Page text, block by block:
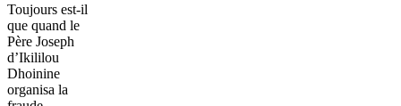
Toujours est-il
que quand le
Père Joseph
d’Ikililou
Dhoinine
organisa la